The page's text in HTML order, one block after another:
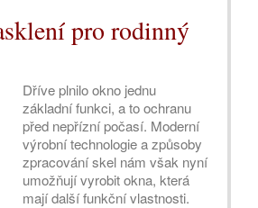
pro rodinný
Dříve plnilo okno jednu
základní funkci, a to ochranu
před nepřízní počasí. Moderní
výrobní technologie a způsoby
zpracování skel nám však nyní
umožňují vyrobit okna, která
mají další funkční vlastnosti.